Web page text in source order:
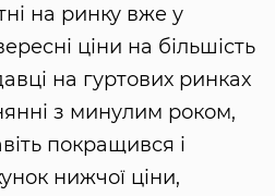
на ринку вже у
ціни на більшість
на гуртових ринках
з минулим роком,
покращився і
нижчої ціни,